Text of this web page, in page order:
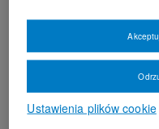
Ustawienia plików cookie